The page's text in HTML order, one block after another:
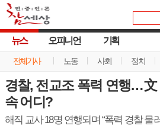
뉴스
전체기사 노동 사회 정치
오피니언 기획
경찰, 전교조 폭력 연행…文
속 어디?
해직 교사 18명 연행되며 “폭력 경찰 물